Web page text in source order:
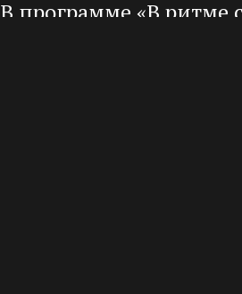
В программе «В ритме